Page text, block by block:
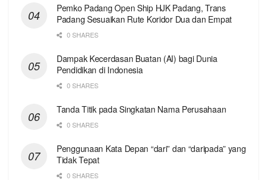
Pemko Padang Open Ship HJK Padang, Trans
Padang Sesuaikan Rute Koridor Dua dan Empat
0 SHARES
Dampak Kecerdasan Buatan (AI) bagi Dunia
Pendidikan di Indonesia
0 SHARES
Tanda Titik pada Singkatan Nama Perusahaan
0 SHARES
Penggunaan Kata Depan “dari” dan “daripada” yang
Tidak Tepat
0 SHARES